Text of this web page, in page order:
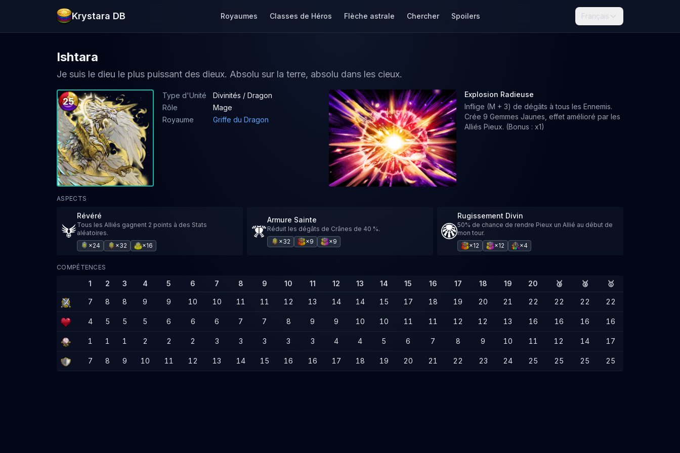
Krystara DB Royaumes Classes de Héros Flèche astrale Chercher Spoilers Français
Ishtara
Je suis le dieu le plus puissant des dieux. Absolu sur la terre, absolu dans les cieux.
25
Type d'Unité
Divinités / Dragon
Rôle
Mage
Royaume
Griffe du Dragon
Explosion Radieuse
Inflige (M + 3) de dégâts à tous les Ennemis.
Crée 9 Gemmes Jaunes, effet amélioré par les
Alliés Pieux. (Bonus : x1)
ASPECTS
Révéré
Tous les Alliés gagnent 2 points à des Stats
aléatoires.
×24
×32 ×16
Armure Sainte
Réduit les dégâts de Crânes de 40 %.
×32
×9 ×9
Rugissement Divin
50% de chance de rendre Pieux un Allié au début de
mon tour.
×12
×12 ×4
COMPÉTENCES
1 2 3 4 5 6 7 8 9 10 11 12 13 14 15 16 17 18 19 20 🥉 🥈 🥇
7 8 8 9 9 10 10 11 11 12 13 14 14 15 17 18 19 20 21 22 22 22 22
4 5 5 5 6 6 6 7 7 8 9 9 10 10 11 11 12 12 13 16 16 16 16
1 1 1 2 2 2 3 3 3 3 3 4 4 5 6 7 8 9 10 11 12 14 17
7 8 9 10 11 12 13 14 15 16 16 17 18 19 20 21 22 23 24 25 25 25 25